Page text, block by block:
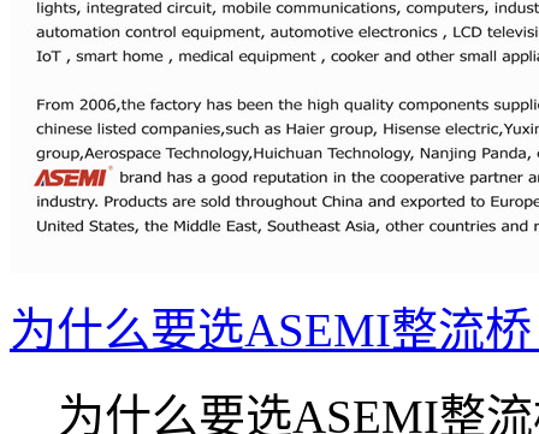
为什么要选ASEMI整流
为什么要选ASEMI整